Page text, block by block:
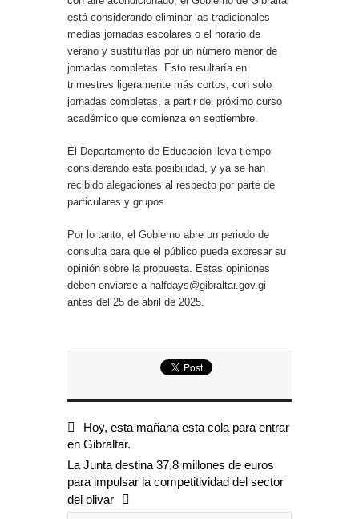
está considerando eliminar las tradicionales
medias jornadas escolares o el horario de
verano y sustituirlas por un número menor de
jornadas completas. Esto resultaría en
trimestres ligeramente más cortos, con solo
jornadas completas, a partir del próximo curso
académico que comienza en septiembre.
El Departamento de Educación lleva tiempo
considerando esta posibilidad, y ya se han
recibido alegaciones al respecto por parte de
particulares y grupos.
Por lo tanto, el Gobierno abre un periodo de
consulta para que el público pueda expresar su
opinión sobre la propuesta. Estas opiniones
deben enviarse a halfdays@gibraltar.gov.gi
antes del 25 de abril de 2025.
Hoy, esta mañana esta cola para entrar
en Gibraltar.
La Junta destina 37,8 millones de euros
para impulsar la competitividad del sector
del olivar